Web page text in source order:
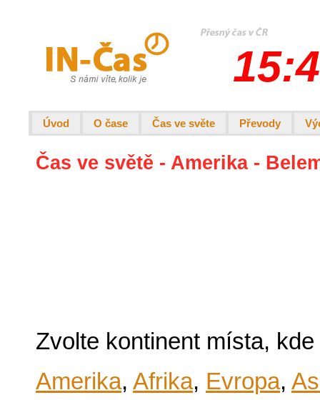
Úvod O čase Čas ve světe Převody
Čas ve světě - Amerika -
Zvolte kontinent místa,
Amerika, Afrika, Evropa,